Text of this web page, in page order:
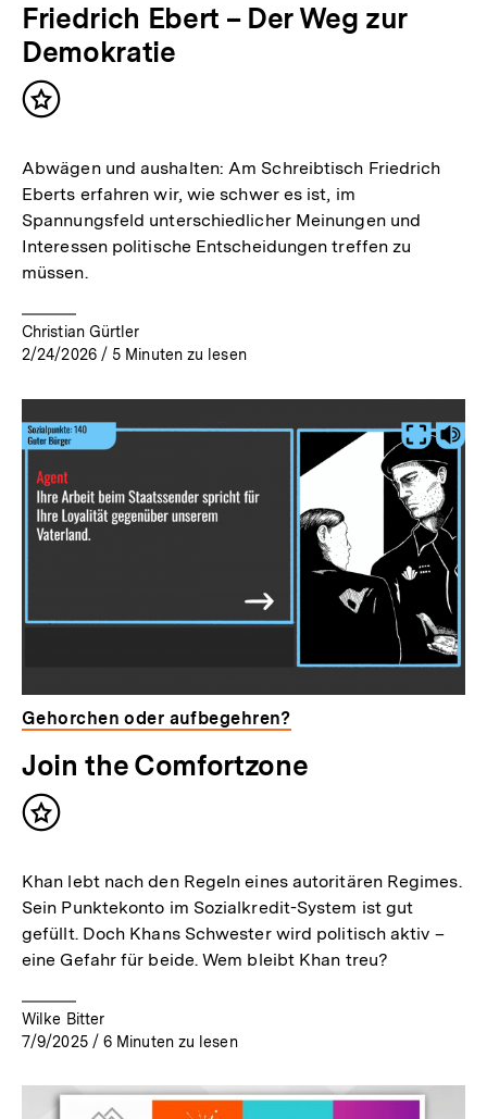
Friedrich Ebert – Der Weg zur
Demokratie
Inhalt
Abwägen und aushalten: Am Schreibtisch Friedrich
Eberts erfahren wir, wie schwer es ist, im
Spannungsfeld unterschiedlicher Meinungen und
Interessen politische Entscheidungen treffen zu
müssen.
Christian Gürtler
2/24/2026 / 5 Minuten zu lesen
Gehorchen oder aufbegehren?
Join the Comfortzone
Inhalt
Khan lebt nach den Regeln eines autoritären Regimes.
Sein Punktekonto im Sozialkredit-System ist gut
gefüllt. Doch Khans Schwester wird politisch aktiv –
eine Gefahr für beide. Wem bleibt Khan treu?
Wilke Bitter
7/9/2025 / 6 Minuten zu lesen